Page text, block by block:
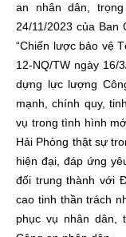
an nhân dân,
24/11/2023 của Ban
“Chiến lược bảo vệ
12-NQ/TW ngày 16/
dựng lực lượng
mạnh, chính quy,
vụ trong tình hình
Hải Phòng thật sự
hiện đại, đáp ứng
đối trung thành với
cao tinh thần trách
phục vụ nhân dân,